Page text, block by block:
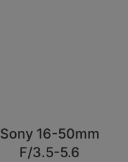
Sony 16-50mm
F/3.5-5.6